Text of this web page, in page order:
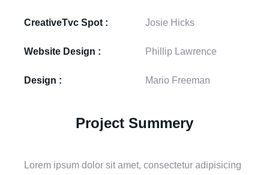
CreativeTvc Spot :
Website Design :
Design :
Josie Hicks
Phillip Lawrence
Mario Freeman
Project Summery
Lorem ipsum dolor sit amet, consectetur adipisicing